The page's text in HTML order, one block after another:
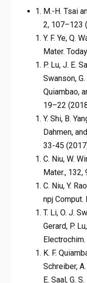
M.-H. Tsai
2, 107–123
Y. F. Ye, Q.
Mater.
P. Lu, J. E.
Swanson, G.
Quiambao,
19–22
Y. Shi, B.
Dahmen,
33-45
C. Niu, W.
Mater., 132,
C. Niu, Y.
npj Comput.
T. Li, O. J.
Gerard, P.
K. F.
Schreiber, A.
E. Saal, G.